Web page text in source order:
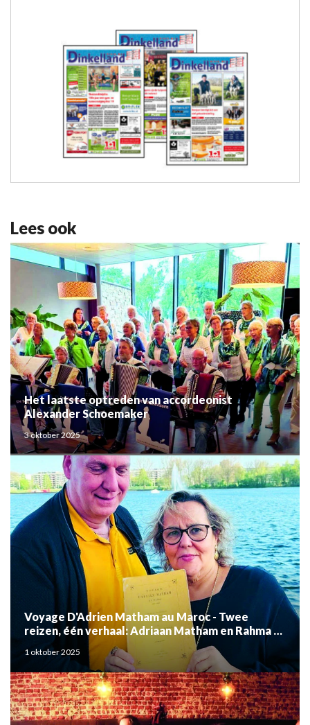
Lees ook
Het laatste optreden van accordeonist
Alexander Schoemaker
3 oktober 2025
Voyage D'Adrien Matham au Maroc - Twee
reizen, één verhaal: Adriaan Matham en Rahma el
Mouden
1 oktober 2025